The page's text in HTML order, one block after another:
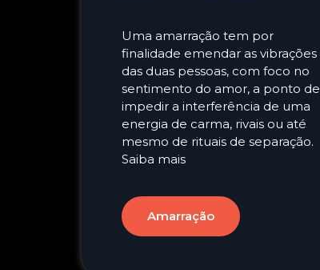
Uma amarração tem por
finalidade emendar as vibrações
das duas pessoas, com foco no
sentimento do amor, a ponto de
impedir a interferência de uma
energia de carma, rivais ou até
mesmo de rituais de separação.
Saiba mais
Amarração